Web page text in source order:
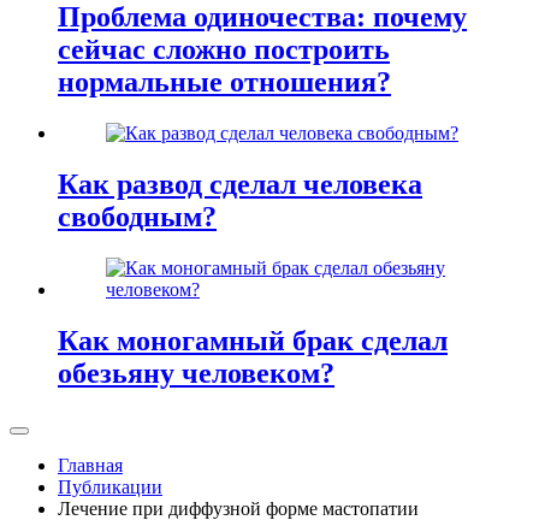
Проблема одиночества: почему
сейчас сложно построить
нормальные отношения?
Как развод сделал человека
свободным?
Как моногамный брак сделал
обезьяну человеком?
Главная
Публикации
Лечение при диффузной форме мастопатии